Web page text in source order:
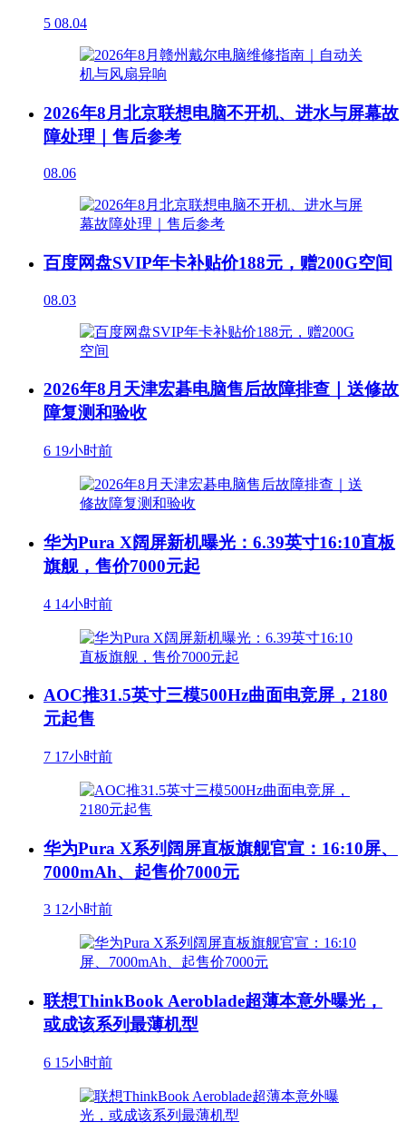
5 08.04
2026年8月北京联想电脑不开机、进水与屏幕故
障处理｜售后参考
08.06
百度网盘SVIP年卡补贴价188元，赠200G空间
08.03
2026年8月天津宏碁电脑售后故障排查｜送修故
障复测和验收
6 19小时前
华为Pura X阔屏新机曝光：6.39英寸16:10直板
旗舰，售价7000元起
4 14小时前
AOC推31.5英寸三模500Hz曲面电竞屏，2180
元起售
7 17小时前
华为Pura X系列阔屏直板旗舰官宣：16:10屏、
7000mAh、起售价7000元
3 12小时前
联想ThinkBook Aeroblade超薄本意外曝光，
或成该系列最薄机型
6 15小时前